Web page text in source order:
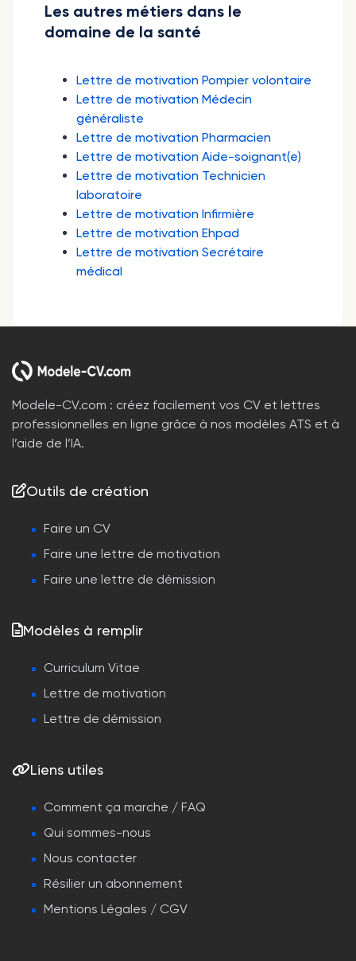
Les autres métiers dans le
domaine de la santé
Lettre de motivation Pompier volontaire
Lettre de motivation Médecin
généraliste
Lettre de motivation Pharmacien
Lettre de motivation Aide-soignant(e)
Lettre de motivation Technicien
laboratoire
Lettre de motivation Infirmière
Lettre de motivation Ehpad
Lettre de motivation Secrétaire
médical
Modele-CV.com : créez facilement vos CV et lettres
professionnelles en ligne grâce à nos modèles ATS et à
l’aide de l’IA.
Outils de création
Faire un CV
Faire une lettre de motivation
Faire une lettre de démission
Modèles à remplir
Curriculum Vitae
Lettre de motivation
Lettre de démission
Liens utiles
Comment ça marche / FAQ
Qui sommes-nous
Nous contacter
Résilier un abonnement
Mentions Légales / CGV